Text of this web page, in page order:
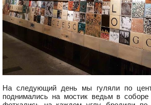
На следующий день мы гуляли по
поднимались на мостик ведьм в